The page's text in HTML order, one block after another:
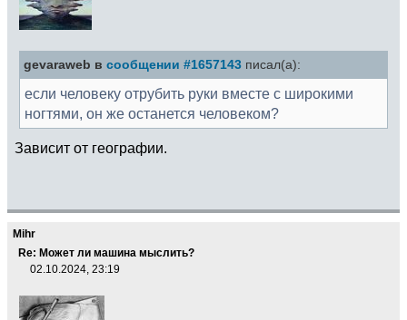
gevaraweb в сообщении #1657143 писал(а):
если человеку отрубить руки вместе с широкими
ногтями, он же останется человеком?
Зависит от географии.
Mihr
Re: Может ли машина мыслить?
02.10.2024, 23:19